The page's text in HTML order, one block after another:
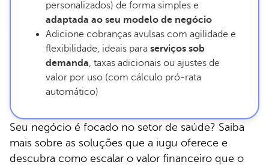
personalizados) de forma simples e
adaptada ao seu modelo de negócio
Adicione cobranças avulsas com agilidade e
flexibilidade, ideais para serviços sob
demanda, taxas adicionais ou ajustes de
valor por uso (com cálculo pró-rata
automático)
Seu negócio é focado no setor de saúde? Saiba
mais sobre as soluções que a iugu oferece e
descubra como escalar o valor financeiro que o